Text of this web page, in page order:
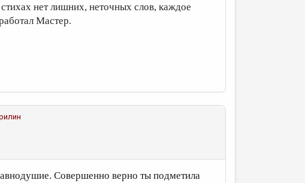
нет лишних, неточных слов, каждое
Мастер.
Совершенно верно ты подметила